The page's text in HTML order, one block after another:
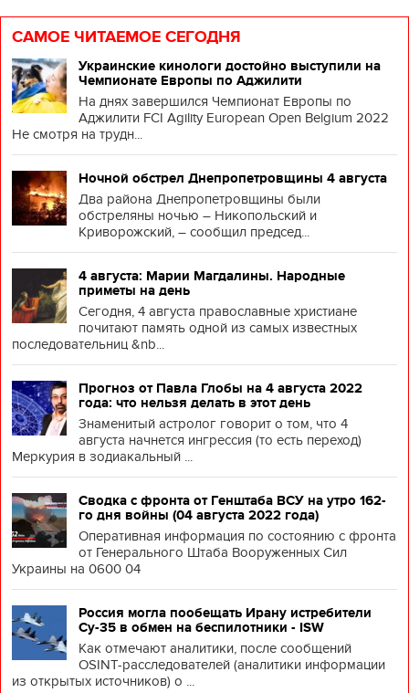
САМОЕ ЧИТАЕМОЕ СЕГОДНЯ
Украинские кинологи достойно выступили на
Чемпионате Европы по Аджилити
На днях завершился Чемпионат Европы по
Аджилити FCI Agility European Open Belgium 2022
Не смотря на трудн...
Ночной обстрел Днепропетровщины 4 августа
Два района Днепропетровщины были
обстреляны ночью – Никопольский и
Криворожский, – сообщил председ...
4 августа: Марии Магдалины. Народные
приметы на день
Сегодня, 4 августа православные христиане
почитают память одной из самых известных
последовательниц &nb...
Прогноз от Павла Глобы на 4 августа 2022
года: что нельзя делать в этот день
Знаменитый астролог говорит о том, что 4
августа начнется ингрессия (то есть переход)
Меркурия в зодиакальный ...
Сводка с фронта от Генштаба ВСУ на утро 162-
го дня войны (04 августа 2022 года)
Оперативная информация по состоянию с фронта
от Генерального Штаба Вооруженных Сил
Украины на 0600 04
Россия могла пообещать Ирану истребители
Су-35 в обмен на беспилотники - ISW
Как отмечают аналитики, после сообщений
OSINT-расследователей (аналитики информации
из открытых источников) о ...